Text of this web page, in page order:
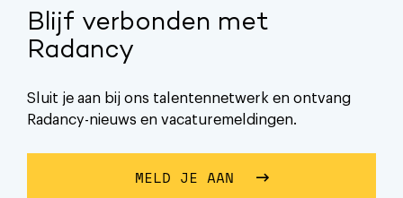
Blijf verbonden met
Radancy
Sluit je aan bij ons talentennetwerk en ontvang
Radancy-nieuws en vacaturemeldingen.
MELD JE AAN OVER BLIJF